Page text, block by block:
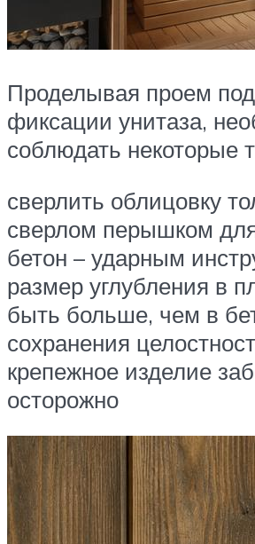
Проделывая проем
фиксации унитаза,
соблюдать некоторые
сверлить облицовку
сверлом перышком
бетон – ударным
размер углубления в
быть больше, чем в
сохранения
крепежное изделие
осторожно